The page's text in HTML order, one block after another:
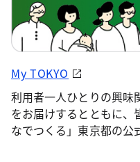
My TOKYO
利用者一人ひとりの興味
をお届けするとともに、
なでつくる」東京都の公